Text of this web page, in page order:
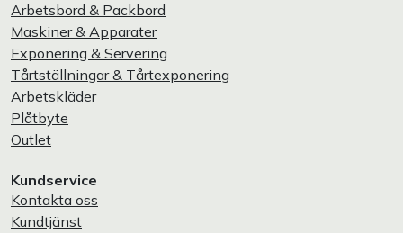
Arbetsbord & Packbord
Maskiner & Apparater
Exponering & Servering
Tårtställningar & Tårtexponering
Arbetskläder
Plåtbyte
Outlet
Kundservice
Kontakta oss
Kundtjänst